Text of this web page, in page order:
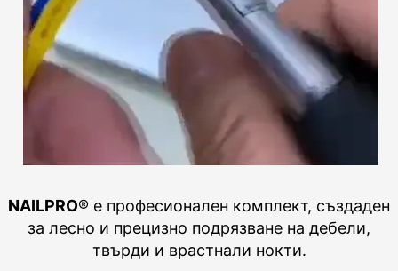
NAILPRO® е професионален комплект, създаден
за лесно и прецизно подрязване на дебели,
твърди и врастнали нокти.